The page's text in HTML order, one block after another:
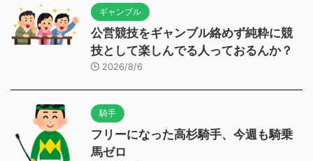
ギャンブル
公営競技をギャンブル絡めず純粋に競
技として楽しんでる人っておるんか？
2026/8/6
騎手
フリーになった高杉騎手、今週も騎乗
馬ゼロ